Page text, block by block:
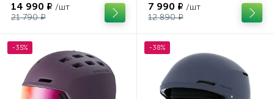
14 990 ₽ /шт
21 790 ₽
7 990 ₽ /шт
12 890 ₽
-35% -38%